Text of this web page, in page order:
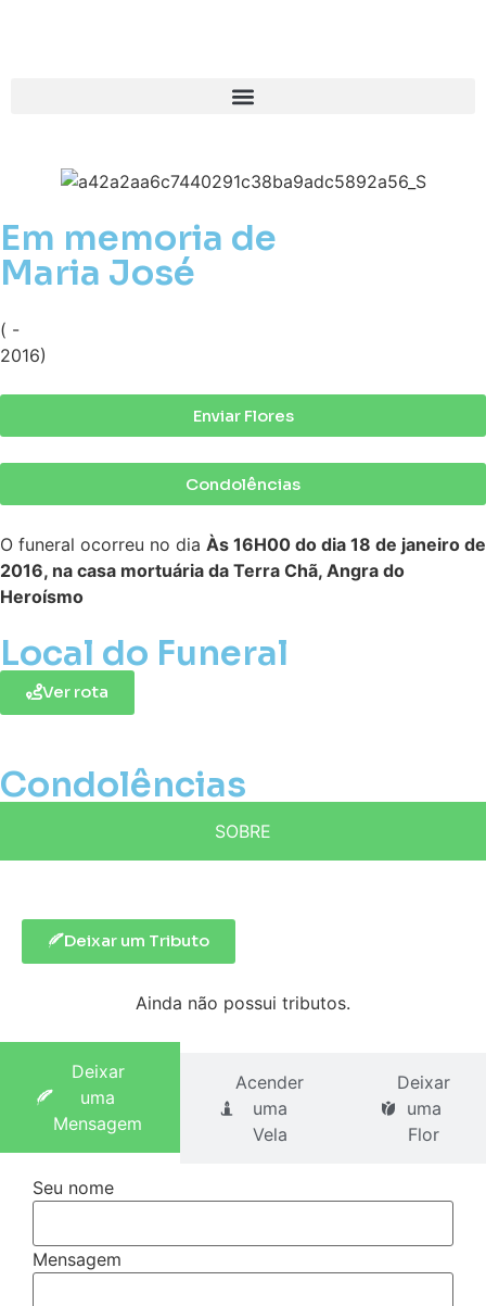
Em memoria de
Maria José
( -
2016)
Enviar Flores
Condolências
O funeral ocorreu no dia Às 16H00 do dia 18 de janeiro de
2016, na casa mortuária da Terra Chã, Angra do
Heroísmo
Local do Funeral
Ver rota
Condolências
SOBRE
Deixar um Tributo
Ainda não possui tributos.
Deixar
uma
Mensagem
Acender
uma
Vela
Deixar
uma
Flor
Seu nome
Mensagem